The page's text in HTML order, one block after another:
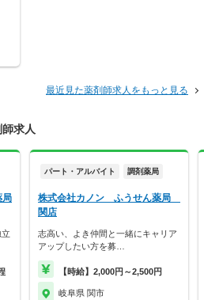
最近見た薬剤師求人をもっと見る
求人
局
パート・アルバイト 調剤薬局
株式会社カノン ふうせん薬局
関店
志高い、よき仲間と一緒にキャリア
アップしたい方を募…
【時給】2,000円～2,500円
岐阜県 関市